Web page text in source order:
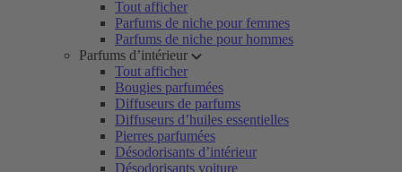
Tout afficher
Parfums de niche pour femmes
Parfums de niche pour hommes
Parfums d’intérieur
Tout afficher
Bougies parfumées
Diffuseurs de parfums
Diffuseurs d’huiles essentielles
Pierres parfumées
Désodorisants d’intérieur
Désodorisants voiture